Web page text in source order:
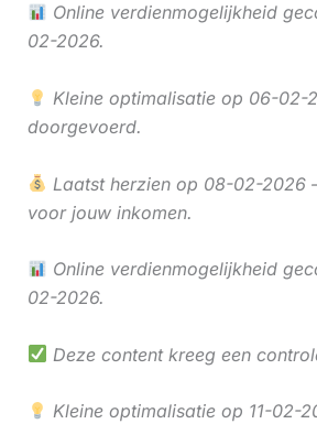
Online verdienmogelijkheid
02-2026.
Kleine optimalisatie op 06-02-
doorgevoerd.
Laatst herzien op 08-02-2026
voor jouw inkomen.
Online verdienmogelijkheid
02-2026.
Deze content kreeg een
Kleine optimalisatie op 11-02-